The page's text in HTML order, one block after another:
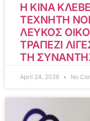
Η ΚΙΝΑ
ΤΕΧΝΗΤΗ
ΛΕΥΚΟΣ
ΤΡΑΠΕΖΙ
ΤΗ
April 24, 2026 No